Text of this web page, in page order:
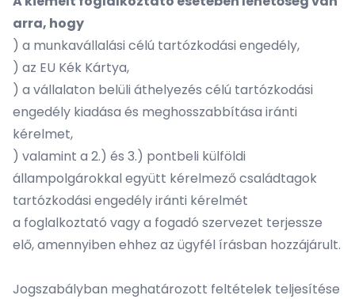
arra, hogy
) a munkavállalási célú tartózkodási engedély,
) az EU Kék Kártya,
) a vállalaton belüli áthelyezés célú tartózkodási
engedély kiadása és meghosszabbítása iránti
kérelmet,
) valamint a 2.) és 3.) pontbeli külföldi
állampolgárokkal együtt kérelmező családtagok
tartózkodási engedély iránti kérelmét
a foglalkoztató vagy a fogadó szervezet terjessze
elő, amennyiben ehhez az ügyfél írásban hozzájárult.
Jogszabályban meghatározott feltételek teljesítése